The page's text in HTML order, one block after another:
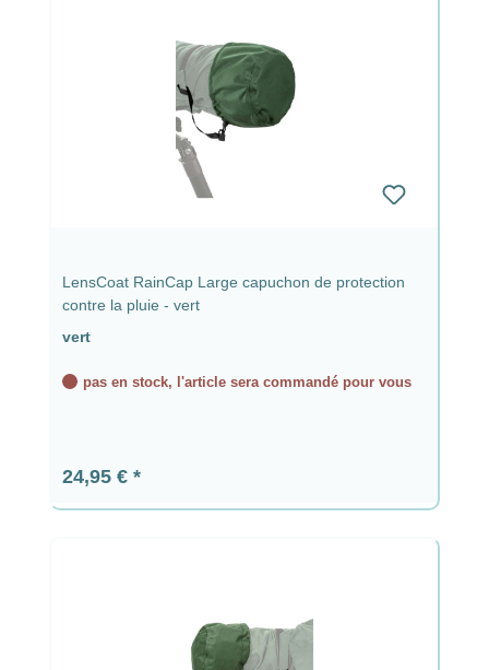
LensCoat RainCap Large capuchon de protection
contre la pluie - vert
vert
pas en stock, l'article sera commandé pour vous
Prix régulier :
24,95 €